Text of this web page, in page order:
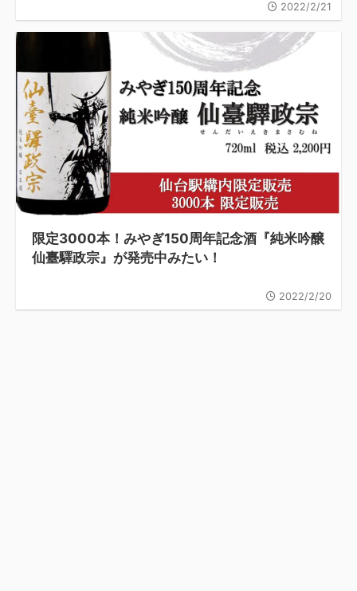
2022/2/21
限定3000本！みやぎ150周年記念酒『純米吟醸
仙臺驛政宗』が発売中みたい！
2022/2/20